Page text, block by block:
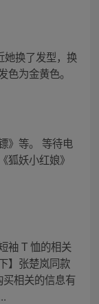
她换了发型，换
为金黄色。
》等。 等待电
狐妖小红娘》
袖 T 恤的相关
】张楚岚同款
相关的信息有